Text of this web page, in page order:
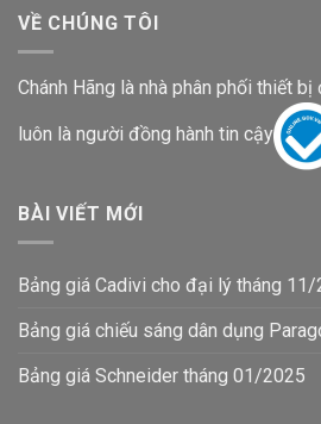
VỀ CHÚNG TÔI
Chánh Hãng là nhà phân phối thiết bị
luôn là người đồng hành tin cậy
BÀI VIẾT MỚI
Bảng giá Cadivi cho đại lý tháng
Bảng giá chiếu sáng dân dụng
Bảng giá Schneider tháng 01/2025